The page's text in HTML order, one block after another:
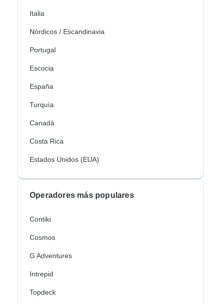
Italia
Nórdicos / Escandinavia
Portugal
Escocia
España
Turquía
Canadá
Costa Rica
Estados Unidos (EUA)
Operadores más populares
Contiki
Cosmos
G Adventures
Intrepid
Topdeck